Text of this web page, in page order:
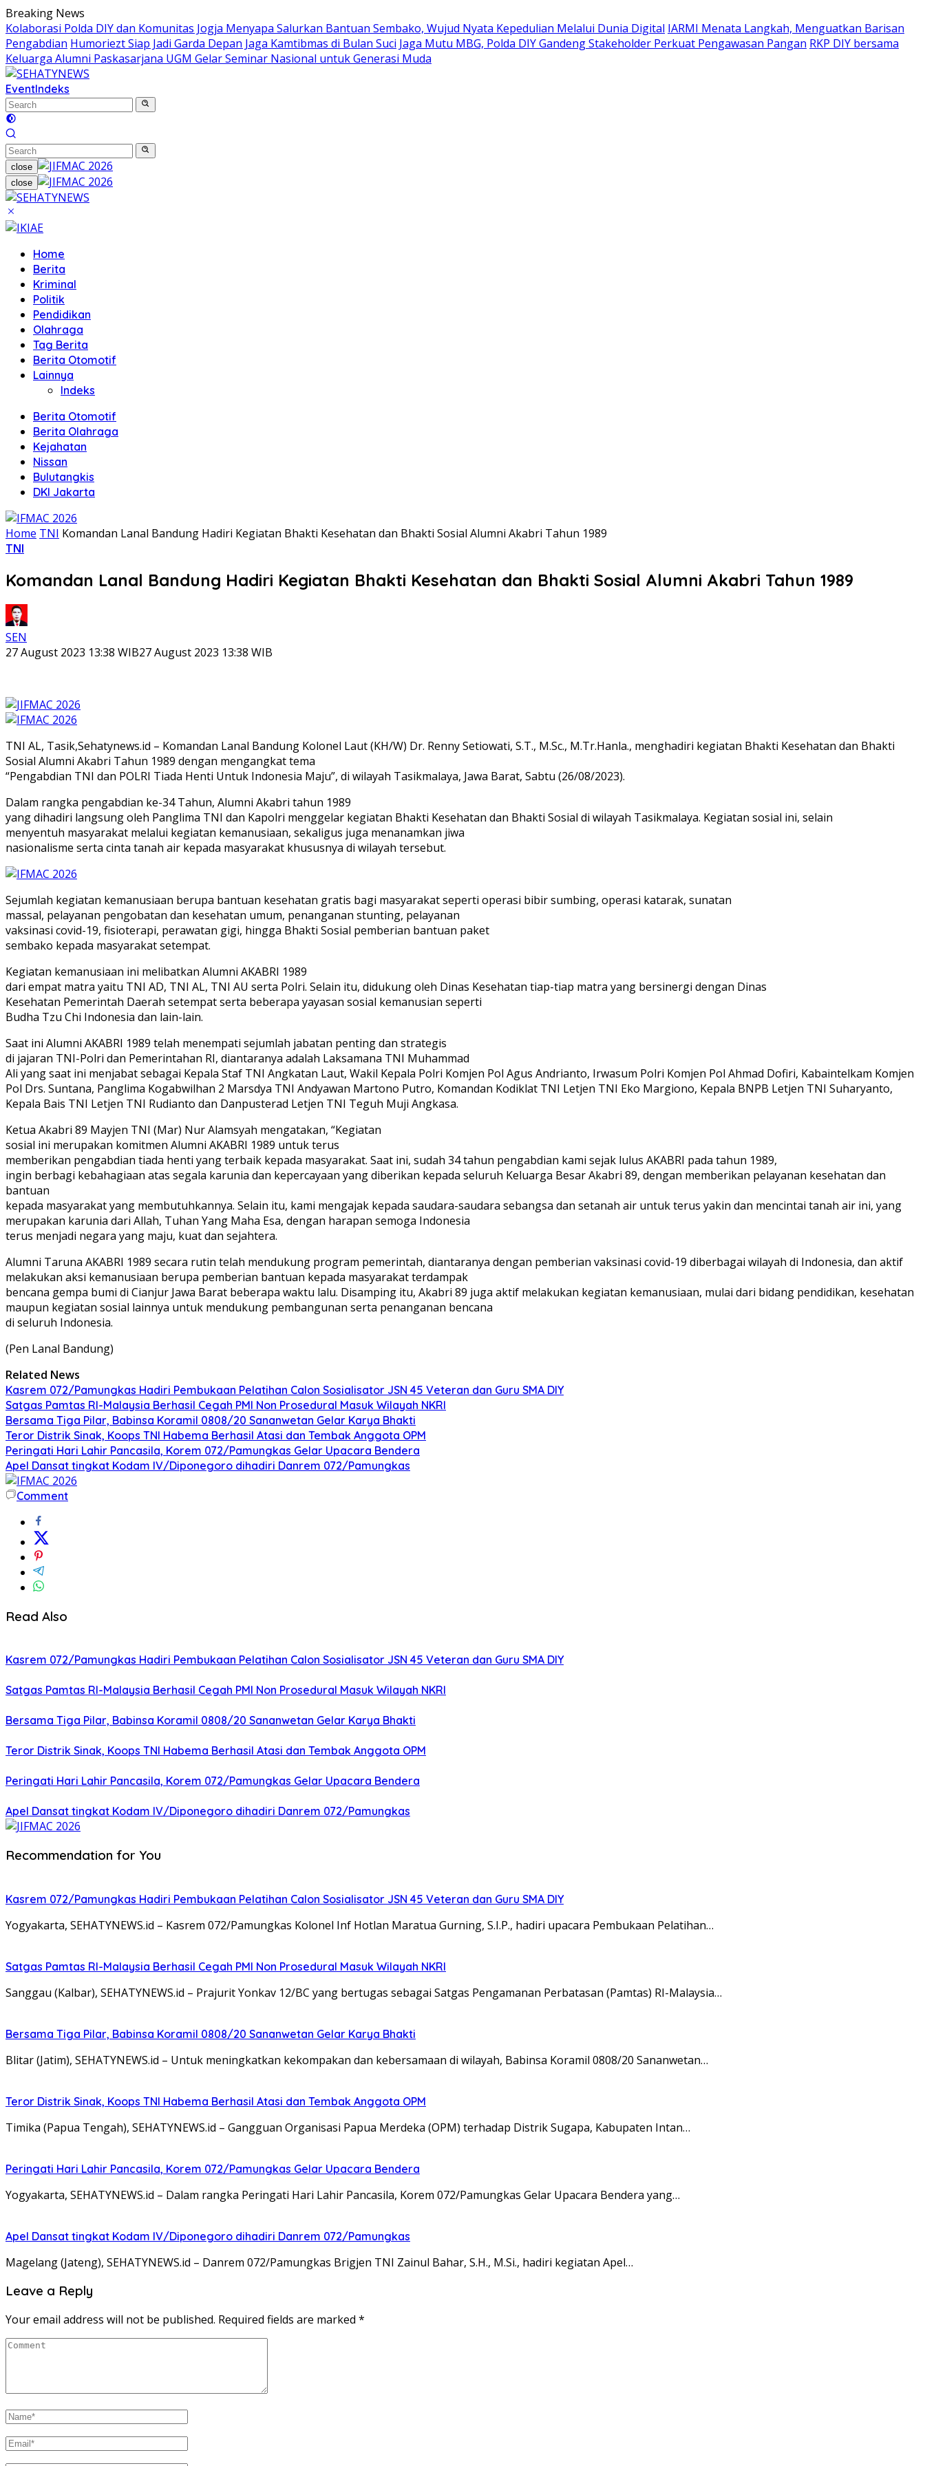
Skip
to
content
Breaking News
Kolaborasi Polda DIY dan Komunitas Jogja Menyapa Salurkan Bantuan Sembako, Wujud Nyata Kepedulian Melalui Dunia Digital IARMI Menata Langkah, Menguatkan Barisan
Pengabdian Humoriezt Siap Jadi Garda Depan Jaga Kamtibmas di Bulan Suci Jaga Mutu MBG, Polda DIY Gandeng Stakeholder Perkuat Pengawasan Pangan RKP DIY bersama
Keluarga Alumni Paskasarjana UGM Gelar Seminar Nasional untuk Generasi Muda
EventIndeks
close
close
Home
Berita
Kriminal
Politik
Pendidikan
Olahraga
Tag Berita
Berita Otomotif
Lainnya
Indeks
Berita Otomotif
Berita Olahraga
Kejahatan
Nissan
Bulutangkis
DKI Jakarta
Home TNI Komandan Lanal Bandung Hadiri Kegiatan Bhakti Kesehatan dan Bhakti Sosial Alumni Akabri Tahun 1989
TNI
Komandan Lanal Bandung Hadiri Kegiatan Bhakti Kesehatan dan Bhakti Sosial Alumni Akabri Tahun 1989
SEN
27 August 2023 13:38 WIB27 August 2023 13:38 WIB
TNI AL, Tasik,Sehatynews.id – Komandan Lanal Bandung Kolonel Laut (KH/W) Dr. Renny Setiowati, S.T., M.Sc., M.Tr.Hanla., menghadiri kegiatan Bhakti Kesehatan dan Bhakti
Sosial Alumni Akabri Tahun 1989 dengan mengangkat tema
“Pengabdian TNI dan POLRI Tiada Henti Untuk Indonesia Maju”, di wilayah Tasikmalaya, Jawa Barat, Sabtu (26/08/2023).
Dalam rangka pengabdian ke-34 Tahun, Alumni Akabri tahun 1989
yang dihadiri langsung oleh Panglima TNI dan Kapolri menggelar kegiatan Bhakti Kesehatan dan Bhakti Sosial di wilayah Tasikmalaya. Kegiatan sosial ini, selain
menyentuh masyarakat melalui kegiatan kemanusiaan, sekaligus juga menanamkan jiwa
nasionalisme serta cinta tanah air kepada masyarakat khususnya di wilayah tersebut.
Sejumlah kegiatan kemanusiaan berupa bantuan kesehatan gratis bagi masyarakat seperti operasi bibir sumbing, operasi katarak, sunatan
massal, pelayanan pengobatan dan kesehatan umum, penanganan stunting, pelayanan
vaksinasi covid-19, fisioterapi, perawatan gigi, hingga Bhakti Sosial pemberian bantuan paket
sembako kepada masyarakat setempat.
Kegiatan kemanusiaan ini melibatkan Alumni AKABRI 1989
dari empat matra yaitu TNI AD, TNI AL, TNI AU serta Polri. Selain itu, didukung oleh Dinas Kesehatan tiap-tiap matra yang bersinergi dengan Dinas
Kesehatan Pemerintah Daerah setempat serta beberapa yayasan sosial kemanusian seperti
Budha Tzu Chi Indonesia dan lain-lain.
Saat ini Alumni AKABRI 1989 telah menempati sejumlah jabatan penting dan strategis
di jajaran TNI-Polri dan Pemerintahan RI, diantaranya adalah Laksamana TNI Muhammad
Ali yang saat ini menjabat sebagai Kepala Staf TNI Angkatan Laut, Wakil Kepala Polri Komjen Pol Agus Andrianto, Irwasum Polri Komjen Pol Ahmad Dofiri, Kabaintelkam Komjen
Pol Drs. Suntana, Panglima Kogabwilhan 2 Marsdya TNI Andyawan Martono Putro, Komandan Kodiklat TNI Letjen TNI Eko Margiono, Kepala BNPB Letjen TNI Suharyanto,
Kepala Bais TNI Letjen TNI Rudianto dan Danpusterad Letjen TNI Teguh Muji Angkasa.
Ketua Akabri 89 Mayjen TNI (Mar) Nur Alamsyah mengatakan, “Kegiatan
sosial ini merupakan komitmen Alumni AKABRI 1989 untuk terus
memberikan pengabdian tiada henti yang terbaik kepada masyarakat. Saat ini, sudah 34 tahun pengabdian kami sejak lulus AKABRI pada tahun 1989,
ingin berbagi kebahagiaan atas segala karunia dan kepercayaan yang diberikan kepada seluruh Keluarga Besar Akabri 89, dengan memberikan pelayanan kesehatan dan
bantuan
kepada masyarakat yang membutuhkannya. Selain itu, kami mengajak kepada saudara-saudara sebangsa dan setanah air untuk terus yakin dan mencintai tanah air ini, yang
merupakan karunia dari Allah, Tuhan Yang Maha Esa, dengan harapan semoga Indonesia
terus menjadi negara yang maju, kuat dan sejahtera.
Alumni Taruna AKABRI 1989 secara rutin telah mendukung program pemerintah, diantaranya dengan pemberian vaksinasi covid-19 diberbagai wilayah di Indonesia, dan aktif
melakukan aksi kemanusiaan berupa pemberian bantuan kepada masyarakat terdampak
bencana gempa bumi di Cianjur Jawa Barat beberapa waktu lalu. Disamping itu, Akabri 89 juga aktif melakukan kegiatan kemanusiaan, mulai dari bidang pendidikan, kesehatan
maupun kegiatan sosial lainnya untuk mendukung pembangunan serta penanganan bencana
di seluruh Indonesia.
(Pen Lanal Bandung)
Related News
Kasrem 072/Pamungkas Hadiri Pembukaan Pelatihan Calon Sosialisator JSN 45 Veteran dan Guru SMA DIY
Satgas Pamtas RI-Malaysia Berhasil Cegah PMI Non Prosedural Masuk Wilayah NKRI
Bersama Tiga Pilar, Babinsa Koramil 0808/20 Sananwetan Gelar Karya Bhakti
Teror Distrik Sinak, Koops TNI Habema Berhasil Atasi dan Tembak Anggota OPM
Peringati Hari Lahir Pancasila, Korem 072/Pamungkas Gelar Upacara Bendera
Apel Dansat tingkat Kodam lV/Diponegoro dihadiri Danrem 072/Pamungkas
Comment
Read Also
Kasrem 072/Pamungkas Hadiri Pembukaan Pelatihan Calon Sosialisator JSN 45 Veteran dan Guru SMA DIY
Satgas Pamtas RI-Malaysia Berhasil Cegah PMI Non Prosedural Masuk Wilayah NKRI
Bersama Tiga Pilar, Babinsa Koramil 0808/20 Sananwetan Gelar Karya Bhakti
Teror Distrik Sinak, Koops TNI Habema Berhasil Atasi dan Tembak Anggota OPM
Peringati Hari Lahir Pancasila, Korem 072/Pamungkas Gelar Upacara Bendera
Apel Dansat tingkat Kodam lV/Diponegoro dihadiri Danrem 072/Pamungkas
Recommendation for You
Kasrem 072/Pamungkas Hadiri Pembukaan Pelatihan Calon Sosialisator JSN 45 Veteran dan Guru SMA DIY
Yogyakarta, SEHATYNEWS.id – Kasrem 072/Pamungkas Kolonel Inf Hotlan Maratua Gurning, S.I.P., hadiri upacara Pembukaan Pelatihan…
Satgas Pamtas RI-Malaysia Berhasil Cegah PMI Non Prosedural Masuk Wilayah NKRI
Sanggau (Kalbar), SEHATYNEWS.id – Prajurit Yonkav 12/BC yang bertugas sebagai Satgas Pengamanan Perbatasan (Pamtas) RI-Malaysia…
Bersama Tiga Pilar, Babinsa Koramil 0808/20 Sananwetan Gelar Karya Bhakti
Blitar (Jatim), SEHATYNEWS.id – Untuk meningkatkan kekompakan dan kebersamaan di wilayah, Babinsa Koramil 0808/20 Sananwetan…
Teror Distrik Sinak, Koops TNI Habema Berhasil Atasi dan Tembak Anggota OPM
Timika (Papua Tengah), SEHATYNEWS.id – Gangguan Organisasi Papua Merdeka (OPM) terhadap Distrik Sugapa, Kabupaten Intan…
Peringati Hari Lahir Pancasila, Korem 072/Pamungkas Gelar Upacara Bendera
Yogyakarta, SEHATYNEWS.id – Dalam rangka Peringati Hari Lahir Pancasila, Korem 072/Pamungkas Gelar Upacara Bendera yang…
Apel Dansat tingkat Kodam lV/Diponegoro dihadiri Danrem 072/Pamungkas
Magelang (Jateng), SEHATYNEWS.id – Danrem 072/Pamungkas Brigjen TNI Zainul Bahar, S.H., M.Si., hadiri kegiatan Apel…
Leave a Reply
Your email address will not be published. Required fields are marked *